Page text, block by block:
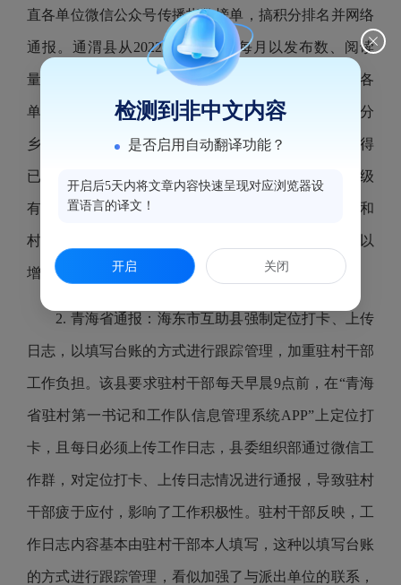
直各单位微信公众号传播指数榜单，搞积分排名并网络
通报。通渭县从2022年10月起，每月以发布数、阅读
量、在看量、点赞数等指标，加权计算各乡镇和县直各
单位微信公众号的传播指数，进行网络排名通报。部分
乡镇和部门由于本地本部门工作信息发布量不足，不得
已转发上级党委和政府的通知、信息等工作动态。县级
有关部门在调研指导乡镇工作时，重点抽查乡镇干部和
村干部微信公众号关注、阅读、点赞、转发等情况，以
增加指数、提升名次，给基层干部造成负担。
2. 青海省通报：海东市互助县强制定位打卡、上传
日志，以填写台账的方式进行跟踪管理，加重驻村干部
工作负担。该县要求驻村干部每天早晨9点前，在“青海
省驻村第一书记和工作队信息管理系统APP”上定位打
卡，且每日必须上传工作日志，县委组织部通过微信工
作群，对定位打卡、上传日志情况进行通报，导致驻村
干部疲于应付，影响了工作积极性。驻村干部反映，工
作日志内容基本由驻村干部本人填写，这种以填写台账
的方式进行跟踪管理，看似加强了与派出单位的联系，
检测到非中文内容
是否启用自动翻译功能？
开启后5天内将文章内容快速呈现对应浏览器设
置语言的译文！
开启 关闭